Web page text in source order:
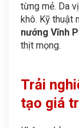
từng mẻ. Da
khô. Kỹ thuật
nướng Vĩnh
thịt mọng.
Trải
tạo giá